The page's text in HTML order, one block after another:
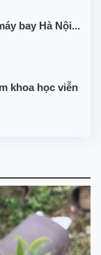
bay Hà Nội...
khoa học viễn